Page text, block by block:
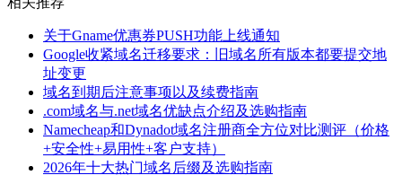
关于Gname优惠券PUSH功能上线通知
Google收紧域名迁移要求：旧域名所有版本都要提交地
址变更
域名到期后注意事项以及续费指南
.com域名与.net域名优缺点介绍及选购指南
Namecheap和Dynadot域名注册商全方位对比测评（价格
+安全性+易用性+客户支持）
2026年十大热门域名后缀及选购指南